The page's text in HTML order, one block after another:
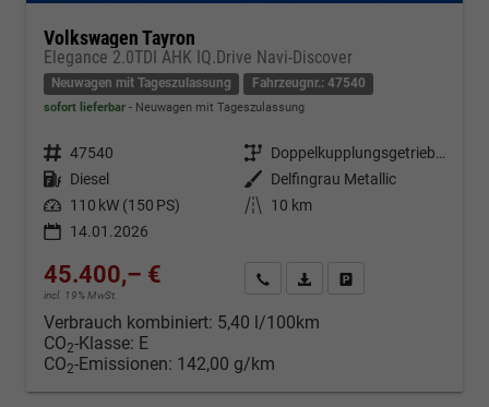
Volkswagen Tayron
Elegance 2.0TDI AHK IQ.Drive Navi-Discover
Neuwagen mit Tageszulassung Fahrzeugnr.: 47540
sofort lieferbar Neuwagen mit Tageszulassung
Fahrzeugnr. 47540 Getriebe
Doppelkupplungsgetriebe (DSG)
Kraftstoff Diesel Außenfarbe
Delfingrau Metallic
Leistung 110 kW (150 PS) Kilometerstand
10 km
14.01.2026
45.400,– €
incl. 19% MwSt.
Kontakt & Angebot anfordern
PDF-Datei, Fahrzeugexposé
Verbrauch kombiniert: 5,40 l/100km
CO2-Klasse: E
CO2-Emissionen: 142,00 g/km